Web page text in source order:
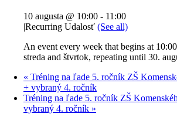
10 augusta @ 10:00 - 11:00
|Recurring Udalosť (See all)
An event every week that begins at
streda and štvrtok, repeating until 30.
« Tréning na ľade 5. ročník ZŠ
+ vybraný 4. ročník
Tréning na ľade 5. ročník ZŠ
vybraný 4. ročník »